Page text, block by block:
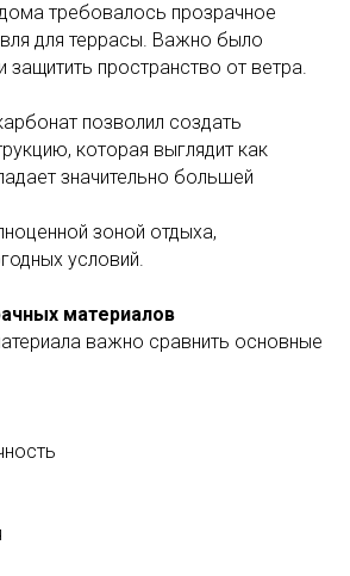
требовалось прозрачное
для террасы. Важно было
защитить пространство от ветра.
позволил создать
которая выглядит как
значительно большей
зоной отдыха,
условий.
материалов
важно сравнить основные